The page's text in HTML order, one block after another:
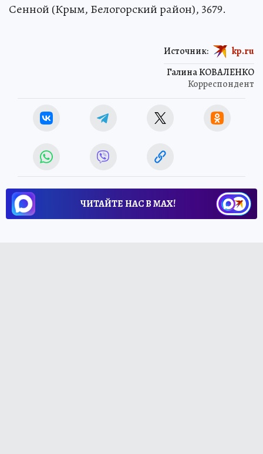
Сенной (Крым, Белогорский район), 3679.
Галина КОВАЛЕНКО
Корреспондент
Источник: kp.ru
ЧИТАЙТЕ НАС В МАХ!